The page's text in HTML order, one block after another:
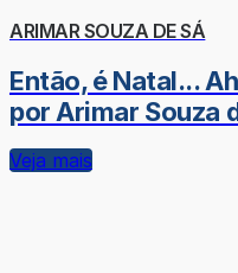
ARIMAR SOUZA DE SÁ
Então, é Natal...
por Arimar Souza
Veja mais